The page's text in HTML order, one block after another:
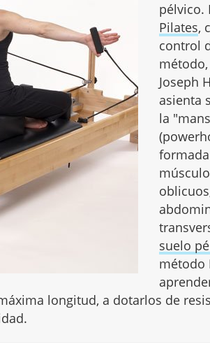
pélvico.
Pilates,
control
Joseph
asienta
la
suelo
método
longitud, a dotarlos de